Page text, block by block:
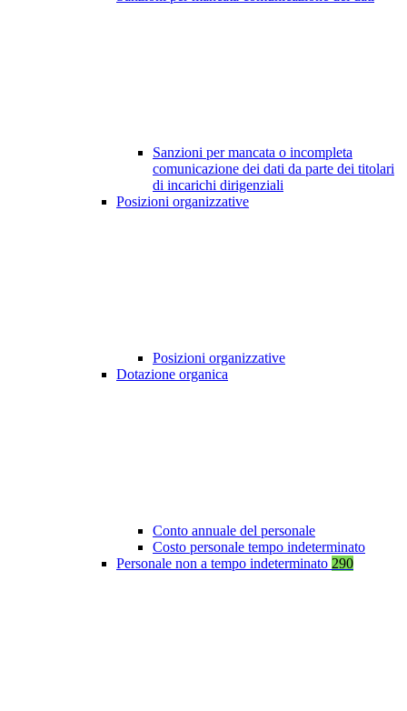
Sanzioni per mancata o incompleta
comunicazione dei dati da parte dei titolari
di incarichi dirigenziali
Posizioni organizzative
Posizioni organizzative
Dotazione organica
Conto annuale del personale
Costo personale tempo indeterminato
Personale non a tempo indeterminato 290